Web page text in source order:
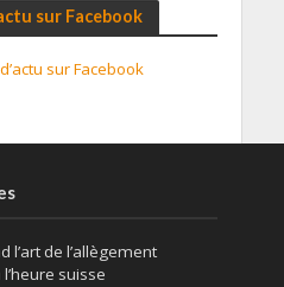
sur Facebook
sur Facebook
l’art de l’allègement
suisse